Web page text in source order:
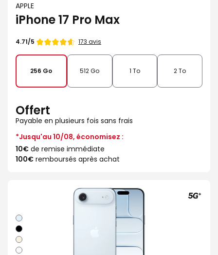
APPLE
iPhone 17 Pro Max
Note
4.71/5 173 avis
256 Go 512 Go 1 To 2 To
Offert
Payable en plusieurs fois sans frais
*Jusqu'au 10/08, économisez :
10€ de remise immédiate
100€ remboursés après achat
Bleu
ciel
Noir
sideral
clair
Blanc
nuage